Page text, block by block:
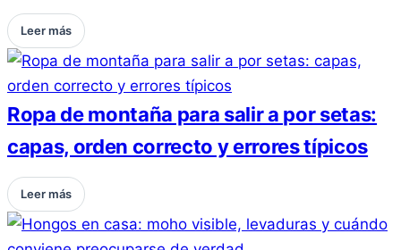
Leer más
Ropa de montaña para salir a por setas:
capas, orden correcto y errores típicos
Leer más